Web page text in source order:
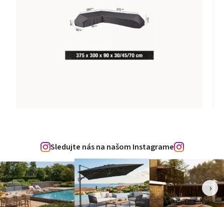
Sledujte nás na našom Instagrame
‹ ›